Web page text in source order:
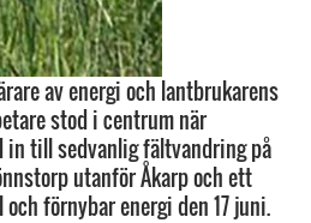
av energi och lantbrukarens
stod i centrum när
in till sedvanlig fältvandring på
utanför Åkarp och ett
förnybar energi den 17 juni.